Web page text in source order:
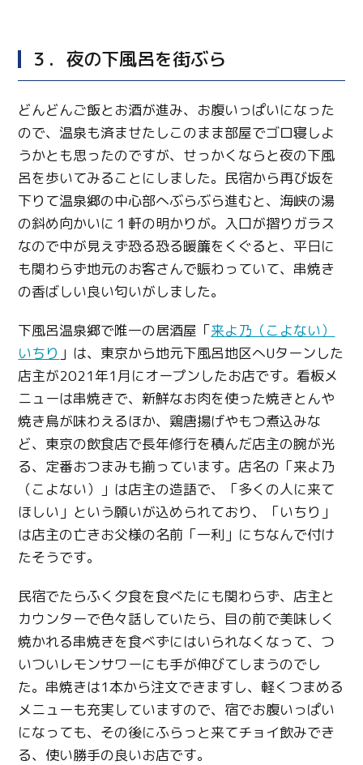
３．夜の下風呂を街ぶら
どんどんご飯とお酒が進み、お腹いっぱいになった
ので、温泉も済ませたしこのまま部屋でゴロ寝しよ
うかとも思ったのですが、せっかくならと夜の下風
呂を歩いてみることにしました。民宿から再び坂を
下りて温泉郷の中心部へぶらぶら進むと、海峡の湯
の斜め向かいに１軒の明かりが。入口が摺りガラス
なので中が見えず恐る恐る暖簾をくぐると、平日に
も関わらず地元のお客さんで賑わっていて、串焼き
の香ばしい良い匂いがしました。
下風呂温泉郷で唯一の居酒屋「来よ乃（こよない）
いちり 」は、東京から地元下風呂地区へUターンした
店主が2021年1月にオープンしたお店です。看板メ
ニューは串焼きで、新鮮なお肉を使った焼きとんや
焼き鳥が味わえるほか、鶏唐揚げやもつ煮込みな
ど、東京の飲食店で長年修行を積んだ店主の腕が光
る、定番おつまみも揃っています。店名の「来よ乃
（こよない）」は店主の造語で、「多くの人に来て
ほしい」という願いが込められており、「いちり」
は店主の亡きお父様の名前「一利」にちなんで付け
たそうです。
民宿でたらふく夕食を食べたにも関わらず、店主と
カウンターで色々話していたら、目の前で美味しく
焼かれる串焼きを食べずにはいられなくなって、つ
いついレモンサワーにも手が伸びてしまうのでし
た。串焼きは1本から注文できますし、軽くつまめる
メニューも充実していますので、宿でお腹いっぱい
になっても、その後にふらっと来てチョイ飲みでき
る、使い勝手の良いお店です。